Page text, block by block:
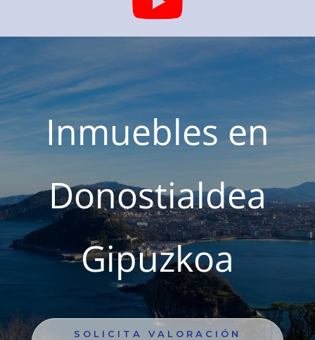
Inmuebles en
Donostialdea
Gipuzkoa
SOLICITA VALORACIÓN